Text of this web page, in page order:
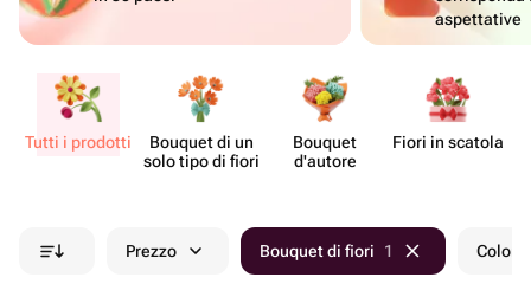
aspettative
Tutti i prodotti
Bouquet di un
solo tipo di fiori
Bouquet
d'autore
Fiori in scatola
Prezzo Bouquet di fiori 1 Colore